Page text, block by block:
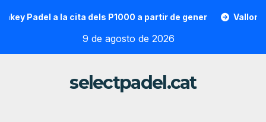
a la cita dels P1000 a partir de gener Vallon
9 de agosto de 2026
selectpadel.cat